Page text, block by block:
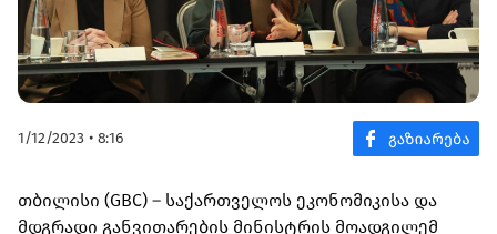
1/12/2023 • 8:16
თბილისი (GBC) – საქართველოს ეკონომიკისა და
მდგრადი განვითარების მინისტრის მოადგილემ